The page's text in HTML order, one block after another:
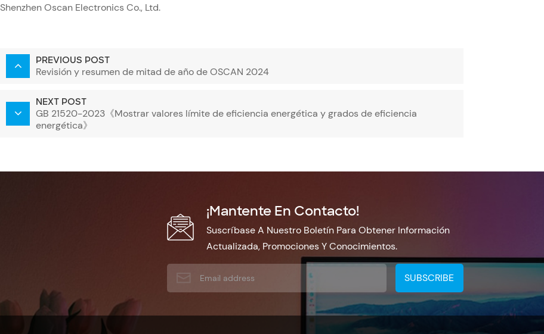
Shenzhen Oscan Electronics Co., Ltd.
PREVIOUS POST
Revisión y resumen de mitad de año de OSCAN 2024
NEXT POST
GB 21520-2023《Mostrar valores límite de eficiencia energética y grados de eficiencia
energética》
¡Mantente En Contacto!
Suscríbase A Nuestro Boletín Para Obtener Información
Actualizada, Promociones Y Conocimientos.